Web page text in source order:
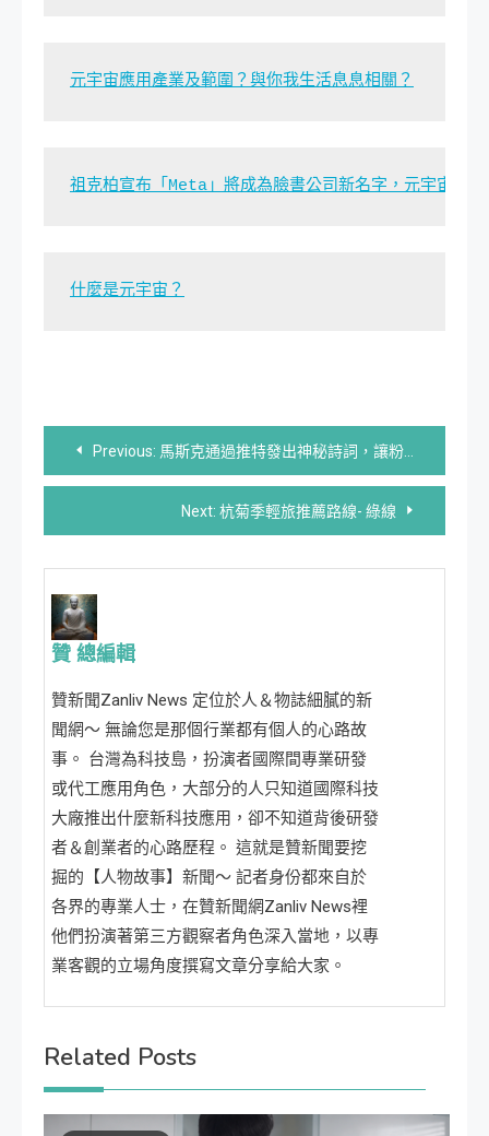
元宇宙應用產業及範圍？與你我生活息息相關？
祖克柏宣布「Meta」將成為臉書公司新名字，元宇宙是什
什麼是元宇宙？
文
章
導
覽
Previous: 馬斯克通過推特發出神秘詩詞，讓粉絲們猜測???
Next: 杭菊季輕旅推薦路線- 綠線
贊 總編輯
贊新聞Zanliv News 定位於人＆物誌細膩的新
聞網～ 無論您是那個行業都有個人的心路故
事。 台灣為科技島，扮演者國際間專業研發
或代工應用角色，大部分的人只知道國際科技
大廠推出什麼新科技應用，卻不知道背後研發
者＆創業者的心路歷程。 這就是贊新聞要挖
掘的【人物故事】新聞～ 記者身份都來自於
各界的專業人士，在贊新聞網Zanliv News裡
他們扮演著第三方觀察者角色深入當地，以專
業客觀的立場角度撰寫文章分享給大家。
Related Posts